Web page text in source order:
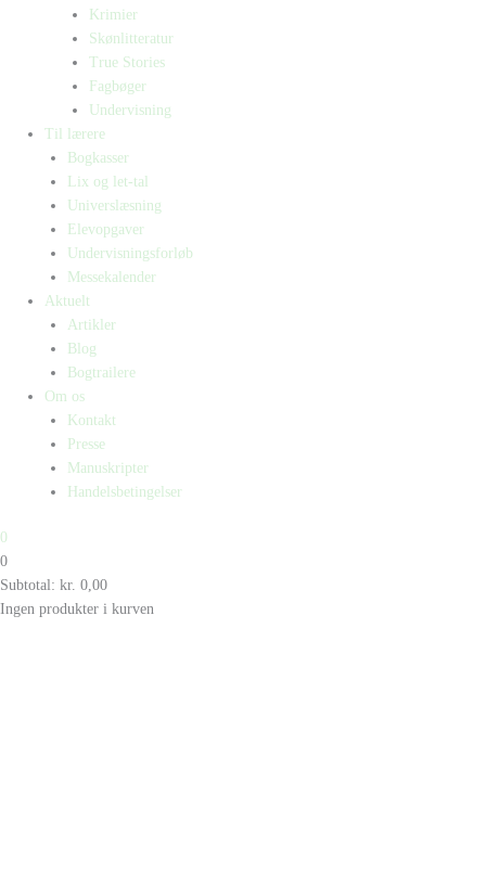
Krimier
Skønlitteratur
True Stories
Fagbøger
Undervisning
Til lærere
Bogkasser
Lix og let-tal
Universlæsning
Elevopgaver
Undervisningsforløb
Messekalender
Aktuelt
Artikler
Blog
Bogtrailere
Om os
Kontakt
Presse
Manuskripter
Handelsbetingelser
0
0
Subtotal: kr. 0,00
Ingen produkter i kurven